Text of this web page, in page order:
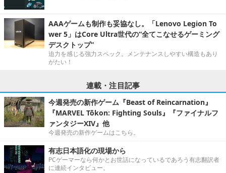
AAAゲームも制作も妥協なし。「Lenovo Legion To
wer 5」はCore Ultra世代の“全てこなせるゲーミング
デスクトップ”
迫力を感じる強力スペック。メンテナンスしやすい構造もあり
がたい！
連載・注目記事
今週発売の新作ゲーム『Beast of Reincarnation』
『MARVEL Tōkon: Fighting Souls』『ファイナルフ
ァンタジーXIV』他
今週発売の新作ゲームはこちら。
有志日本語化の現場から
PCゲーマーなら何かとお世話になっているであろう有志翻訳者
に連続インタビュー。